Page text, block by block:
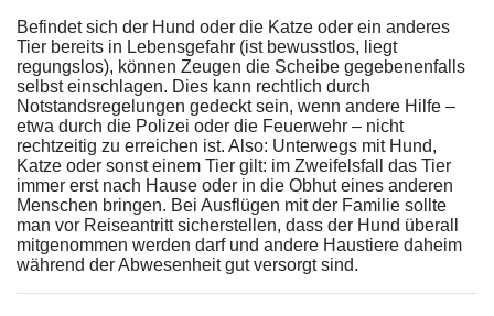
Befindet sich der Hund oder die Katze oder ein anderes
Tier bereits in Lebensgefahr (ist bewusstlos, liegt
regungslos), können Zeugen die Scheibe gegebenenfalls
selbst einschlagen. Dies kann rechtlich durch
Notstandsregelungen gedeckt sein, wenn andere Hilfe –
etwa durch die Polizei oder die Feuerwehr – nicht
rechtzeitig zu erreichen ist. Also: Unterwegs mit Hund,
Katze oder sonst einem Tier gilt: im Zweifelsfall das Tier
immer erst nach Hause oder in die Obhut eines anderen
Menschen bringen. Bei Ausflügen mit der Familie sollte
man vor Reiseantritt sicherstellen, dass der Hund überall
mitgenommen werden darf und andere Haustiere daheim
während der Abwesenheit gut versorgt sind.